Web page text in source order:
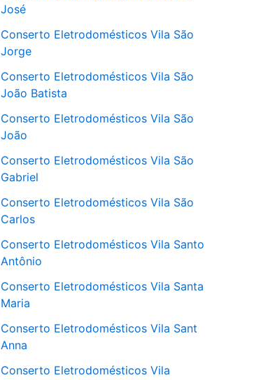
José
Conserto Eletrodomésticos Vila São
Jorge
Conserto Eletrodomésticos Vila São
João Batista
Conserto Eletrodomésticos Vila São
João
Conserto Eletrodomésticos Vila São
Gabriel
Conserto Eletrodomésticos Vila São
Carlos
Conserto Eletrodomésticos Vila Santo
Antônio
Conserto Eletrodomésticos Vila Santa
Maria
Conserto Eletrodomésticos Vila Sant
Anna
Conserto Eletrodomésticos Vila